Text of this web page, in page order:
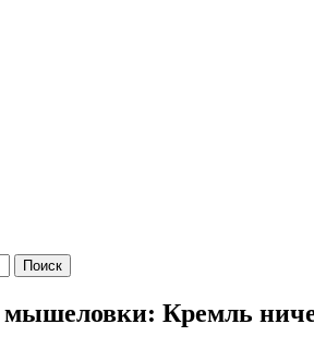
Поиск
Кремль